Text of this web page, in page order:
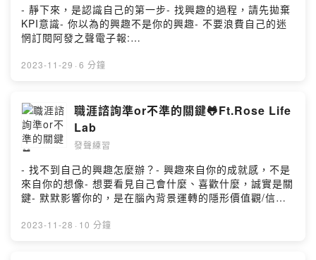
https://open.firstory.me/story/Powered by Firstory
Hosting
- 靜下來，是認識自己的第一步- 找興趣的過程，請先拋棄
KPI意識- 你以為的興趣不是你的興趣- 不要浪費自己的迷
惘訂閱阿發之聲電子報:
費諮詢：
https://calendly.com/afrawords/englishcoaching職涯
諮詢找螺絲來福實驗室IG用💰💰贊助阿發
https://open.firstory.me/user/ckk8e7g71e1ji0830jircvi
z5/donate留言分享你的想法
https://open.firstory.me/story/clpgifd5q021o01y8ayyd
8tjv?m=commentPowered by Firstory Hosting
2023-11-29 · 6 分鐘
職涯諮詢準or不準的關鍵🐸Ft.Rose Life
Lab
發聲練習
- 找不到自己的興趣怎麼辦？- 興趣來自你的成就感，不是
來自你的想像- 想要看見自己會什麼、喜歡什麼，誠實是關
鍵- 默默影響你的，是在腦內背景運轉的隱形價值觀/信念-
https://afrawords.com/newsletter/🦚感染力表達教練課
2023-11-28 · 10 分鐘